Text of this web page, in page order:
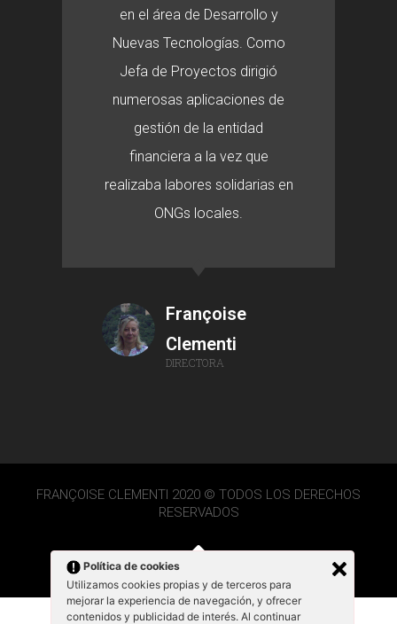
Política de cookies
Utilizamos cookies propias y de terceros para
mejorar la experiencia de navegación, y ofrecer
contenidos y publicidad de interés. Al continuar
en el área de Desarrollo y
Nuevas Tecnologías. Como
Jefa de Proyectos dirigió
numerosas aplicaciones de
gestión de la entidad
financiera a la vez que
realizaba labores solidarias en
ONGs locales.
Françoise
Clementi
DIRECTORA
FRANÇOISE CLEMENTI 2020 © TODOS LOS DERECHOS
RESERVADOS